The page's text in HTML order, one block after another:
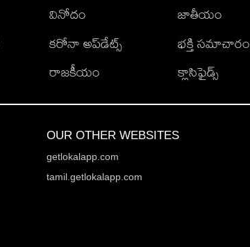
వినోదం
కరోనా అప్‌డేట్స్
రాజకీయం
జాతీయం
భక్తి సమాచారం
క్లాసిఫైడ్స్
OUR OTHER WEBSITES
getlokalapp.com
tamil.getlokalapp.com